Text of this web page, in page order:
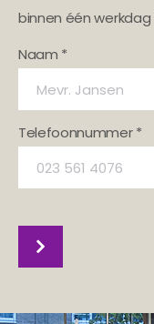
binnen één werkdag
Naam *
Telefoonnummer *